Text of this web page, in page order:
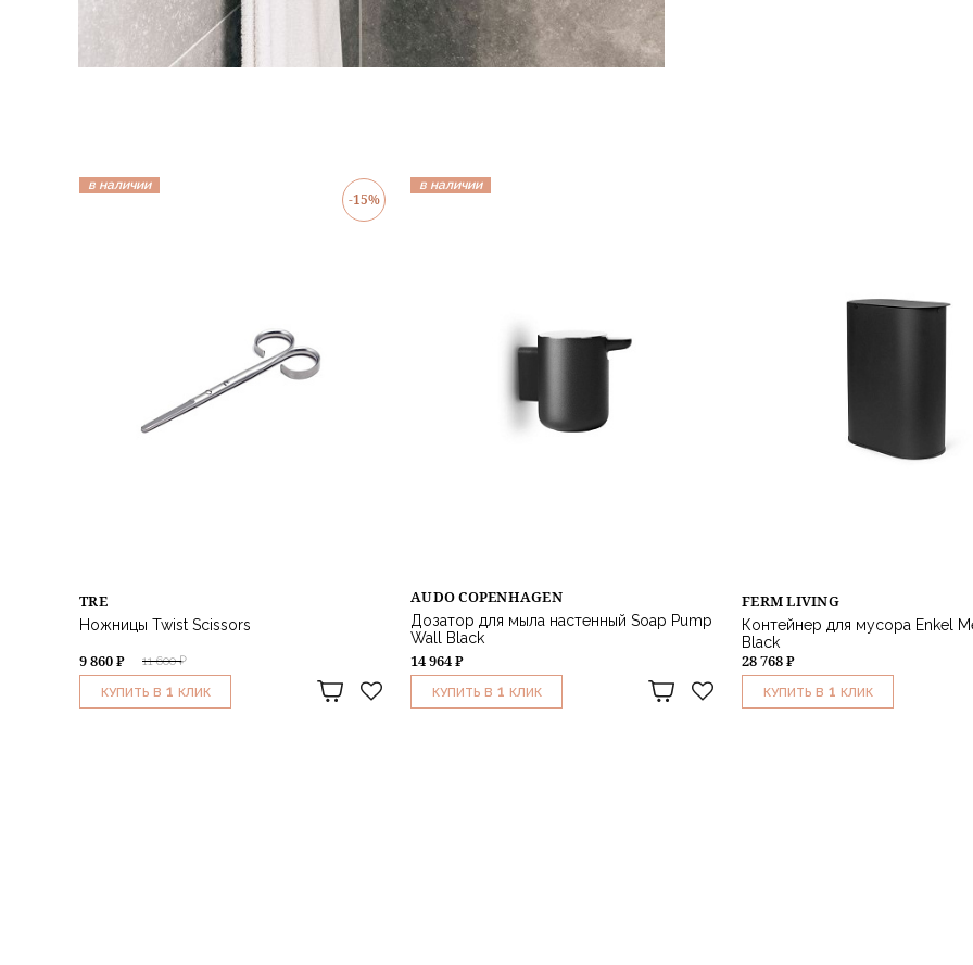
в наличии
-15%
TRE
Ножницы Twist Scissors
11 600 ₽
9 860 ₽
КУПИТЬ В 1 КЛИК
в наличии
AUDO COPENHAGEN
Дозатор для мыла настенный Soap Pump
Wall Black
14 964 ₽
КУПИТЬ В 1 КЛИК
FERM LIVING
Контейнер для мусора Enkel
Black
28 768 ₽
КУПИТЬ В 1 КЛИК